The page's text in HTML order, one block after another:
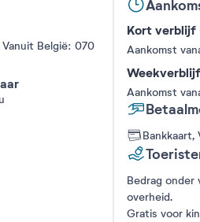
België: 070
Kort verblijf
Aankomst
Aankomst
Bankkaart,
Bedrag onder
overheid.
Gratis voor